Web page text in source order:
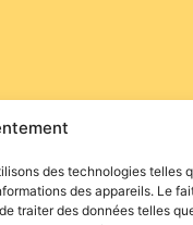
des technologies telles
des appareils. Le
traiter des données telles